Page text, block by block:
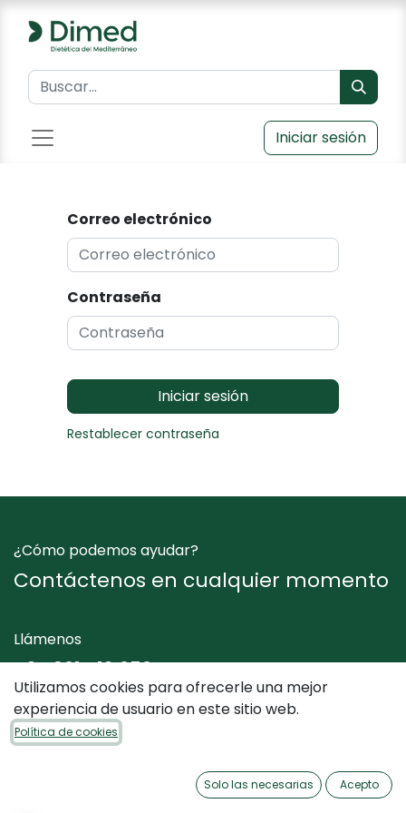
Iniciar sesión
Correo electrónico
Contraseña
Iniciar sesión
Restablecer contraseña
¿Cómo podemos ayudar?
Contáctenos en cualquier momento
Llámenos
+34 961 412 050
Envíenos un mensaje
Utilizamos cookies para ofrecerle una mejor
experiencia de usuario en este sitio web.
Política de cookies
Solo las necesarias Acepto